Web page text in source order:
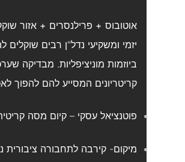
אוטובוס + פרילנסרים + אזור
יזמי ומשקיעי נדל"ן רבים
ביוזמות מוניציפליות. מבדיקה
קריטריונים המסייע להם להפוך
פוטנציאל עסקי – קיום מסה
מיקום- קירבה לתחבורה ציבורית